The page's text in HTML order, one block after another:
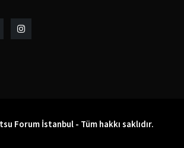
Forum İstanbul - Tüm hakkı saklıdır.